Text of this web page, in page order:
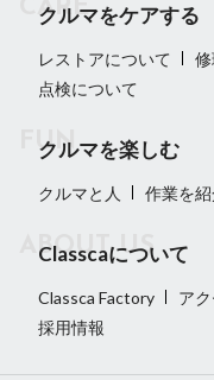
クルマをケアする
レストアについて
点検について
クルマを楽しむ
クルマと人 作業を紹
Classcaについて
Classca Factory ア
採用情報